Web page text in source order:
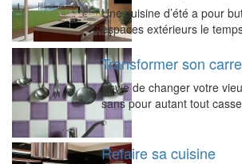
Une cuisine d’été a pour
espaces extérieurs le
Transformer son
Envie de changer votre
sans pour autant tout
Refaire sa cuisine